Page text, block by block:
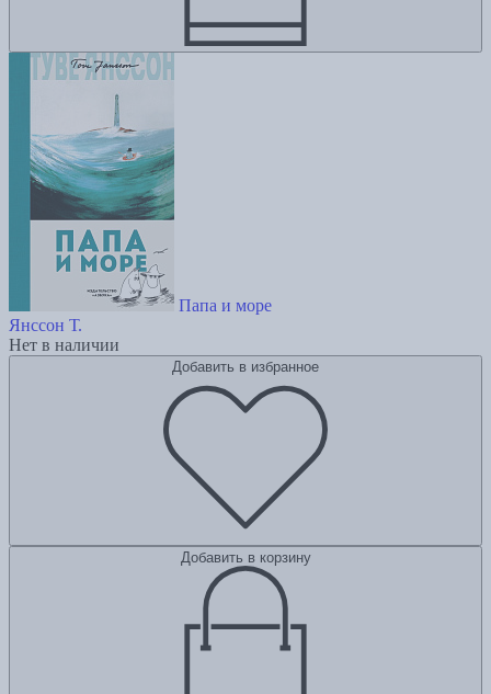
Папа и море
Янссон Т.
Нет в наличии
Добавить в избранное
Добавить в корзину